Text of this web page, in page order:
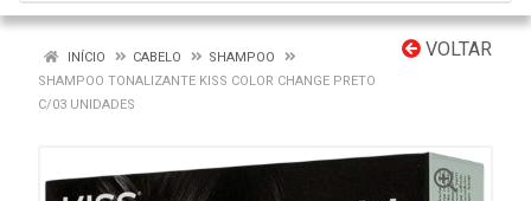
VOLTAR
INÍCIO CABELO
SHAMPOO
SHAMPOO TONALIZANTE KISS COLOR CHANGE PRETO
C/03 UNIDADES